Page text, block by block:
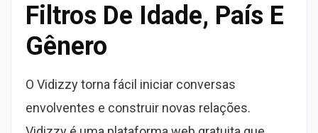
Filtros De Idade, País E
Gênero
O Vidizzy torna fácil iniciar conversas
envolventes e construir novas relações.